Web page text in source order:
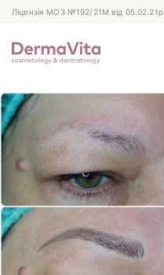
Ліцензія МОЗ №192/21М від 05.02.21р